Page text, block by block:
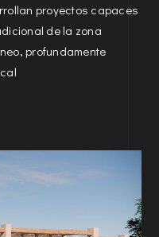
proyectos capaces
de la zona
profundamente